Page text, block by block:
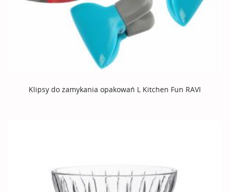
Klipsy do zamykania opakowań L Kitchen Fun RAVI